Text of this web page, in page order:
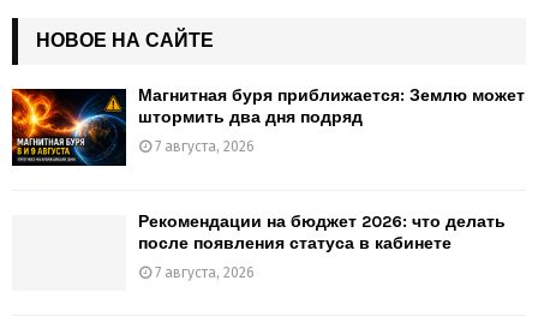
НОВОЕ НА САЙТЕ
Магнитная буря приближается: Землю может
штормить два дня подряд
7 августа, 2026
Рекомендации на бюджет 2026: что делать
после появления статуса в кабинете
7 августа, 2026